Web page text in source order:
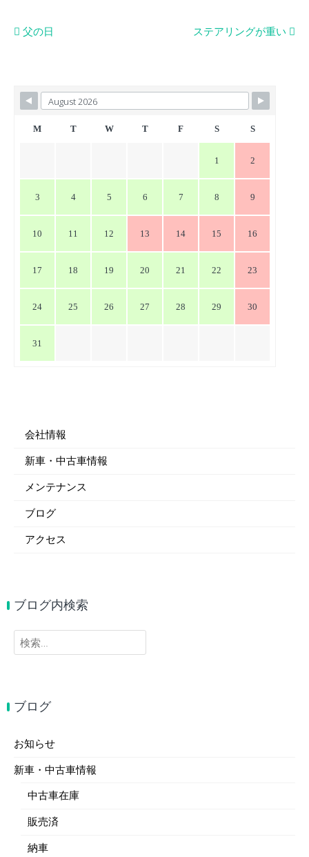
投
ビ
ゲ
父の日 ステアリングが重い
M T W T F S S
1 2
3 4 5 6 7 8 9
10 11 12 13 14 15 16
17 18 19 20 21 22 23
24 25 26 27 28 29 30
31
会社情報
新車・中古車情報
メンテナンス
ブログ
アクセス
ブログ内検索
検
索:
ブログ
お知らせ
新車・中古車情報
中古車在庫
販売済
納車